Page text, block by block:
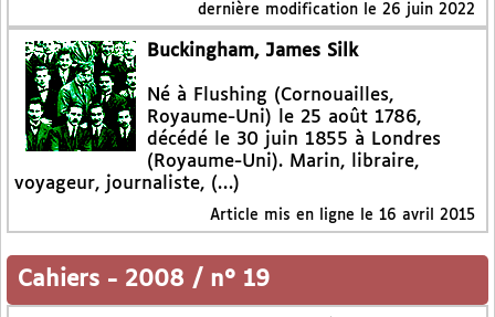
dernière modification le 26 juin 2022
Buckingham, James Silk
Né à Flushing (Cornouailles,
Royaume-Uni) le 25 août 1786,
décédé le 30 juin 1855 à Londres
(Royaume-Uni). Marin, libraire,
voyageur, journaliste, (…)
Article mis en ligne le 16 avril 2015
Cahiers - 2008 / n° 19